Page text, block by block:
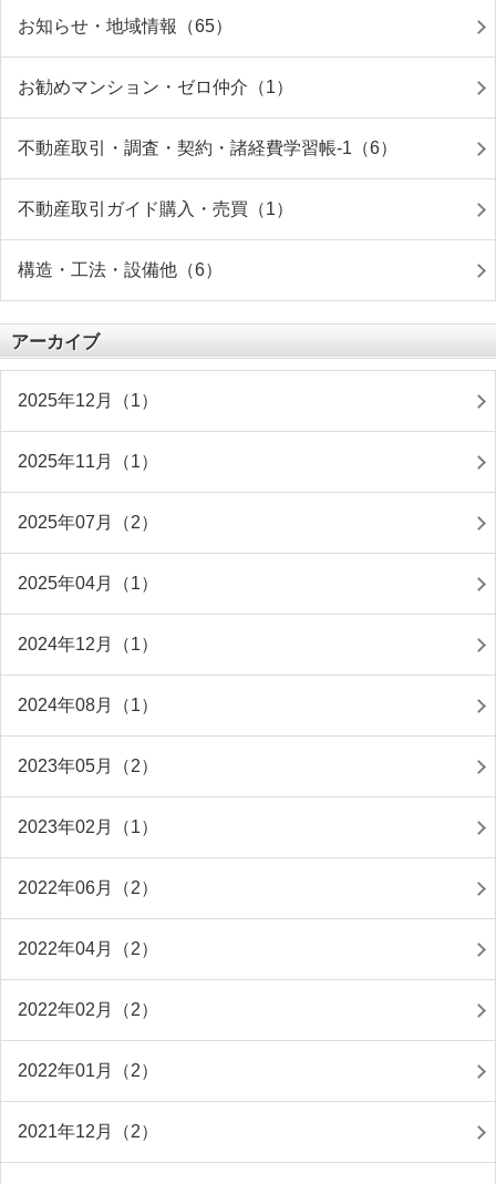
お知らせ・地域情報（65）
お勧めマンション・ゼロ仲介（1）
不動産取引・調査・契約・諸経費学習帳-1（6）
不動産取引ガイド購入・売買（1）
構造・工法・設備他（6）
アーカイブ
2025年12月（1）
2025年11月（1）
2025年07月（2）
2025年04月（1）
2024年12月（1）
2024年08月（1）
2023年05月（2）
2023年02月（1）
2022年06月（2）
2022年04月（2）
2022年02月（2）
2022年01月（2）
2021年12月（2）